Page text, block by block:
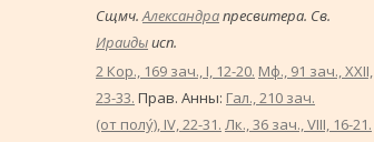
Сщмч.Александрапресвитера. Св.
Ираидыисп.
2 Кор., 169 зач., I, 12-20. Мф., 91 зач., XXII,
23-33. Прав. Анны: Гал., 210 зач.
(от полу́), IV, 22-31. Лк., 36 зач., VIII, 16-21.